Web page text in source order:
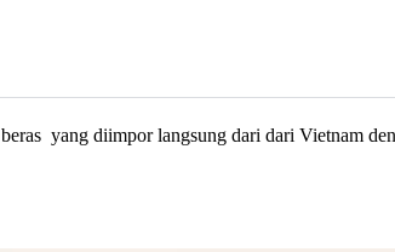
beras yang diimpor langsung dari dari Vietnam